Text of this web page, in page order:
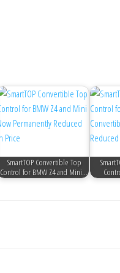
SmartTOP Convertible Top
Control for BMW Z4 and Mini…